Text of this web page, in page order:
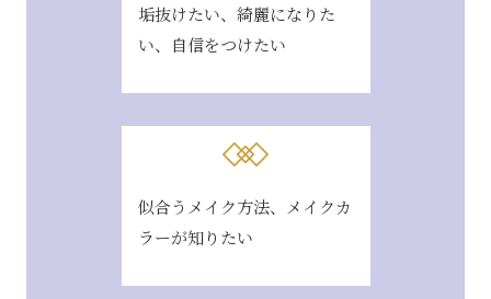
垢抜けたい、綺麗になりた
い、自信をつけたい
似合うメイク方法、メイクカ
ラーが知りたい